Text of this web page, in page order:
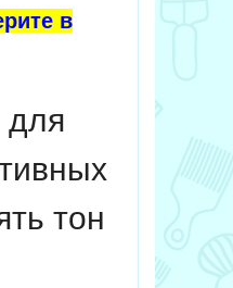
в
для
тон